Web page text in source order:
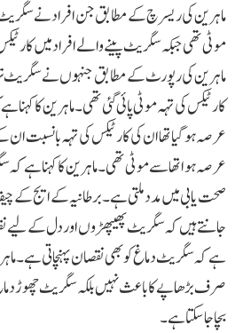
ماہرین کی ریسرچ کے مطابق جن افراد نے
موٹی تھی جبکہ سگریٹ پینے والے افراد میں
ماہرین کی رپورٹ کے مطابق جنہوں نے سگریٹ
کارٹیکس کی تہہ موٹی پائی گئی تھی۔ ماہرین کا
عرصہ ہو گیا تھا ان کی کارٹیکس کی تہہ با
عرصہ ہوا تھا سے موٹی تھی۔ ماہرین کا کہنا ہے
صحت یابی میں مدد ملتی ہے۔ برطانیہ کے ایج کے
جانتے ہیں کہ سگریٹ پھیپھڑوں اور دل کے لیے
ہے کہ سگریٹ دماغ کو بھی نقصان پہنچاتی ہے۔
صرف بڑھاپے کا باعث نہیں بلکہ سگریٹ چھوڑ
بچا جا سکتا ہے۔